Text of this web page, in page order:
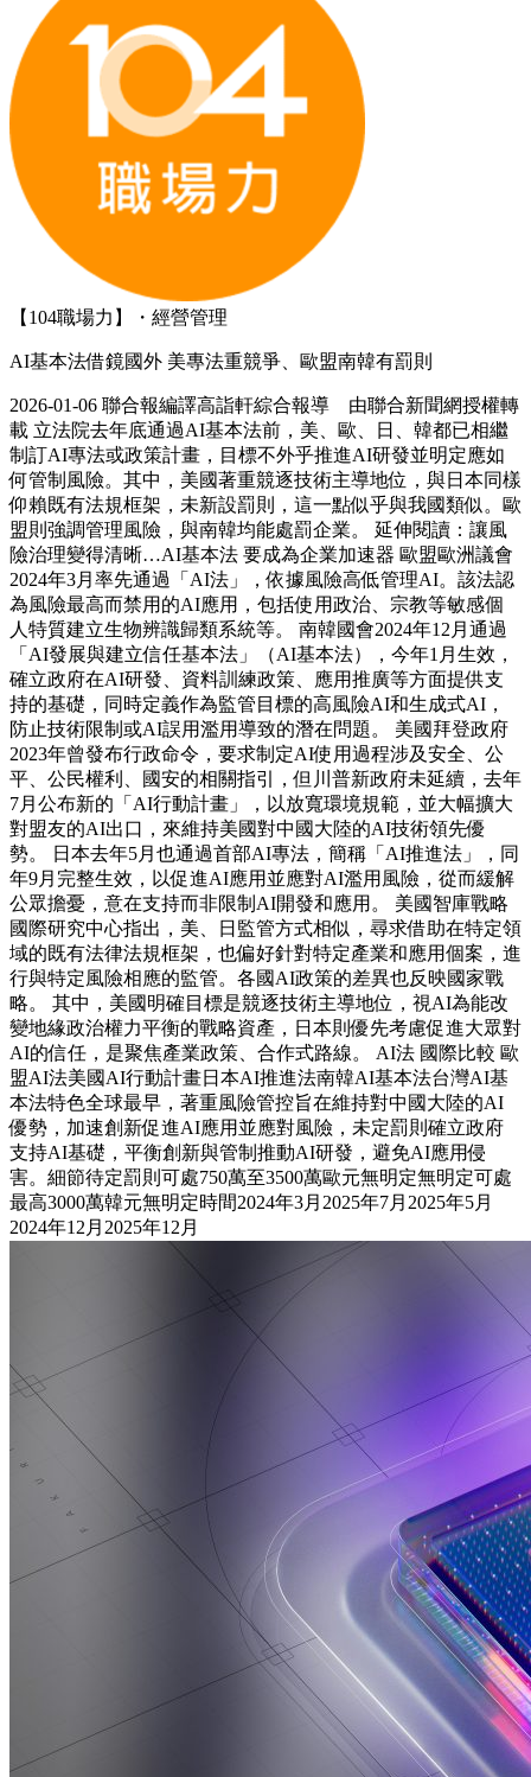
【104職場力】・經營管理
AI基本法借鏡國外 美專法重競爭、歐盟南韓有罰則
2026-01-06 聯合報編譯高詣軒綜合報導 由聯合新聞網授權轉
載 立法院去年底通過AI基本法前，美、歐、日、韓都已相繼
制訂AI專法或政策計畫，目標不外乎推進AI研發並明定應如
何管制風險。其中，美國著重競逐技術主導地位，與日本同樣
仰賴既有法規框架，未新設罰則，這一點似乎與我國類似。歐
盟則強調管理風險，與南韓均能處罰企業。 延伸閱讀：讓風
險治理變得清晰…AI基本法 要成為企業加速器 歐盟歐洲議會
2024年3月率先通過「AI法」，依據風險高低管理AI。該法認
為風險最高而禁用的AI應用，包括使用政治、宗教等敏感個
人特質建立生物辨識歸類系統等。 南韓國會2024年12月通過
「AI發展與建立信任基本法」（AI基本法），今年1月生效，
確立政府在AI研發、資料訓練政策、應用推廣等方面提供支
持的基礎，同時定義作為監管目標的高風險AI和生成式AI，
防止技術限制或AI誤用濫用導致的潛在問題。 美國拜登政府
2023年曾發布行政命令，要求制定AI使用過程涉及安全、公
平、公民權利、國安的相關指引，但川普新政府未延續，去年
7月公布新的「AI行動計畫」，以放寬環境規範，並大幅擴大
對盟友的AI出口，來維持美國對中國大陸的AI技術領先優
勢。 日本去年5月也通過首部AI專法，簡稱「AI推進法」，同
年9月完整生效，以促進AI應用並應對AI濫用風險，從而緩解
公眾擔憂，意在支持而非限制AI開發和應用。 美國智庫戰略
國際研究中心指出，美、日監管方式相似，尋求借助在特定領
域的既有法律法規框架，也偏好針對特定產業和應用個案，進
行與特定風險相應的監管。各國AI政策的差異也反映國家戰
略。 其中，美國明確目標是競逐技術主導地位，視AI為能改
變地緣政治權力平衡的戰略資產，日本則優先考慮促進大眾對
AI的信任，是聚焦產業政策、合作式路線。 AI法 國際比較 歐
盟AI法美國AI行動計畫日本AI推進法南韓AI基本法台灣AI基
本法特色全球最早，著重風險管控旨在維持對中國大陸的AI
優勢，加速創新促進AI應用並應對風險，未定罰則確立政府
支持AI基礎，平衡創新與管制推動AI研發，避免AI應用侵
害。細節待定罰則可處750萬至3500萬歐元無明定無明定可處
最高3000萬韓元無明定時間2024年3月2025年7月2025年5月
2024年12月2025年12月